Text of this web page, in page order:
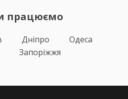
працюємо
Дніпро
Одеса
Запоріжжя